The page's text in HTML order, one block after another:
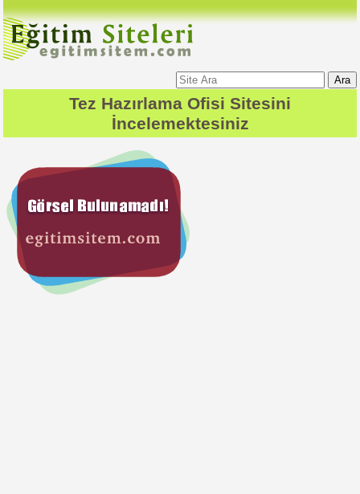
Ara
Tez Hazırlama Ofisi Sitesini
İncelemektesiniz